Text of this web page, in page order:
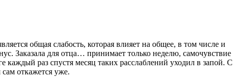
общая слабость, которая влияет на общее, в том числе и
Заказала для отца… принимает только неделю, самочувствие
каждый раз спустя месяц таких расслаблений уходил в запой. С
откажется уже.